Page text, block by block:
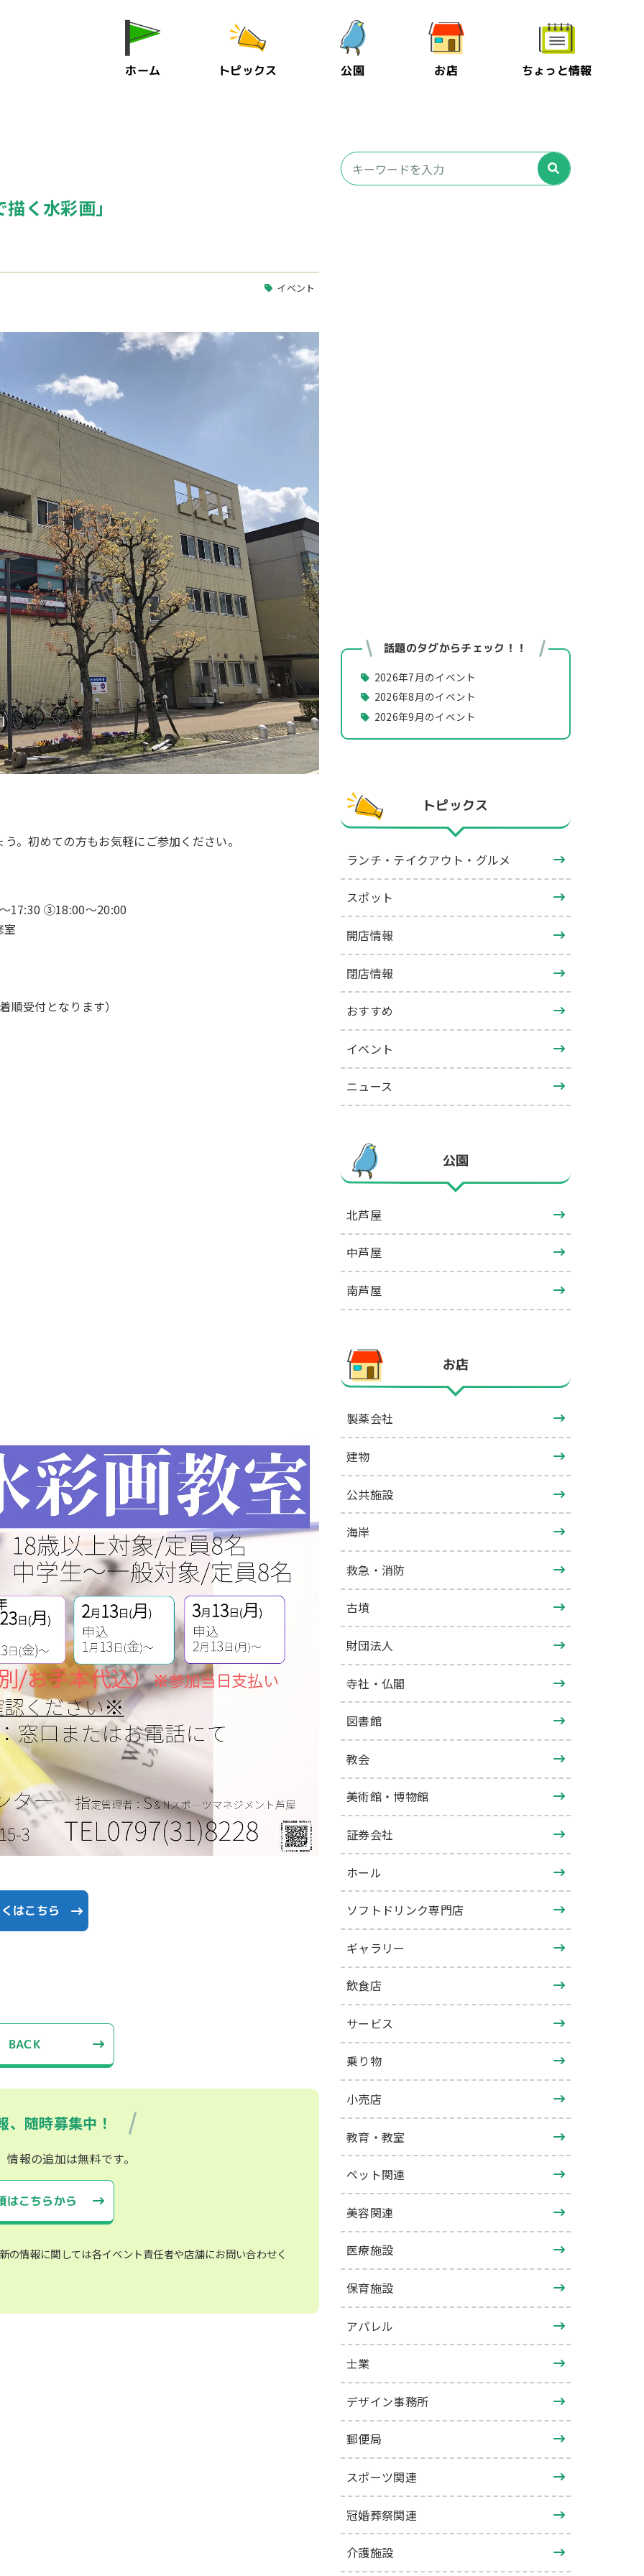
ホーム トピックス 公園 お店 ちょっと情報
く水彩画」
イベント
。初めての方もお気軽にご参加ください。
17:30 ③18:00〜20:00
室
受付となります）
はこちら
BACK
、随時募集中！
報の追加は無料です。
はこちらから
情報に関しては各イベント責任者や店舗にお問い合わせく
話題のタグからチェック！！
2026年7月のイベント
2026年8月のイベント
2026年9月のイベント
トピックス
ランチ・テイクアウト・グルメ
スポット
開店情報
閉店情報
おすすめ
イベント
ニュース
公園
北芦屋
中芦屋
南芦屋
お店
製薬会社
建物
公共施設
海岸
救急・消防
古墳
財団法人
寺社・仏閣
図書館
教会
美術館・博物館
証券会社
ホール
ソフトドリンク専門店
ギャラリー
飲食店
サービス
乗り物
小売店
教育・教室
ペット関連
美容関連
医療施設
保育施設
アパレル
士業
デザイン事務所
郵便局
スポーツ関連
冠婚葬祭関連
介護施設